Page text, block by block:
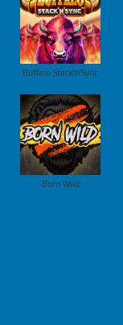
Buffalo Stack'n'Sync
Born Wild